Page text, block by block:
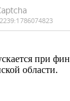
при
области.